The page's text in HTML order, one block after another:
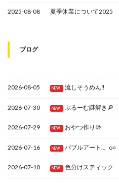
2025-08-08 夏季休業について2025
ブログ
2026-08-05 NEW! 流しそうめん‼
2026-07-30 NEW! ぶるーむ謎解き🔎
2026-07-29 NEW! おやつ作り🍪
2026-07-16 NEW! バブルアート.。o○
2026-07-10 NEW! 色分けスティック